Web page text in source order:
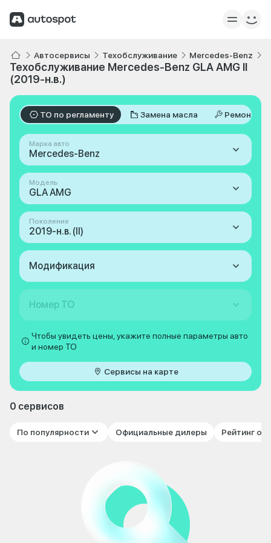
Автосервисы Техобслуживание Mercedes-Benz
Техобслуживание Mercedes-Benz GLA AMG II
(2019-н.в.)
ТО по регламенту Замена масла Ремонт
Марка авто
Mercedes-Benz
Модель
GLA AMG
Поколение
2019-н.в. (II)
Модификация
Номер ТО
Чтобы увидеть цены, укажите полные параметры авто
и номер ТО
Сервисы на карте
0 сервисов
По популярности Официальные дилеры Рейтинг